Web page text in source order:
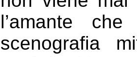
l’amante
scenografia